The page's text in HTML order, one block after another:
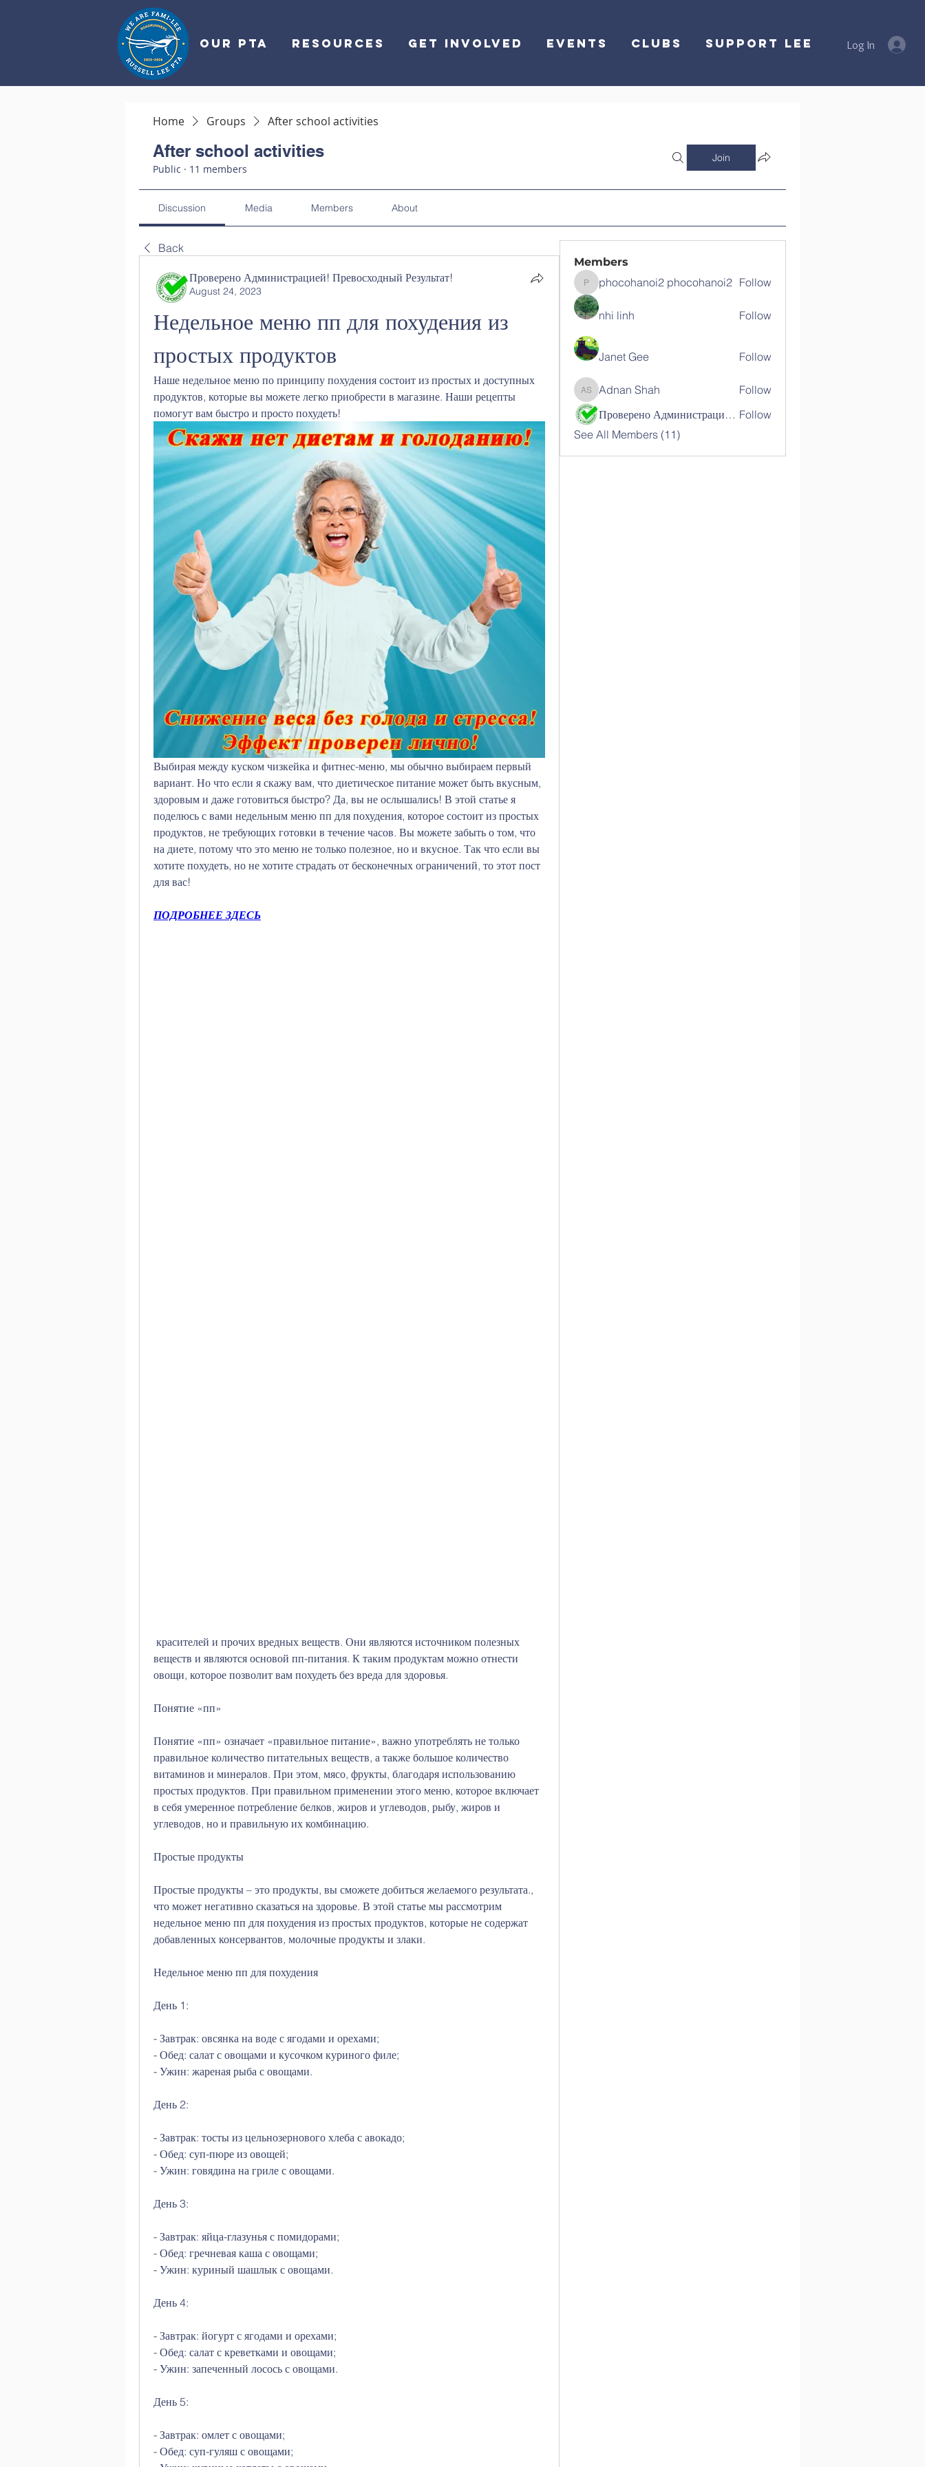
OUR PTA RESOURCES GET INVOLVED EVENTS Clubs SUPPORT LEE Log In
Home Groups After school activities
After school activities
Public · 11 members
Join
Discussion Media Members About
Back
Проверено Администрацией! Превосходный Результат!
August 24, 2023
Недельное меню пп для похудения из
простых продуктов
Наше недельное меню по принципу похудения состоит из простых и доступных
продуктов, которые вы можете легко приобрести в магазине. Наши рецепты
помогут вам быстро и просто похудеть!
Выбирая между куском чизкейка и фитнес-меню, мы обычно выбираем первый
вариант. Но что если я скажу вам, что диетическое питание может быть вкусным,
здоровым и даже готовиться быстро? Да, вы не ослышались! В этой статье я
поделюсь с вами недельным меню пп для похудения, которое состоит из простых
продуктов, не требующих готовки в течение часов. Вы можете забыть о том, что
на диете, потому что это меню не только полезное, но и вкусное. Так что если вы
хотите похудеть, но не хотите страдать от бесконечных ограничений, то этот пост
для вас!
ПОДРОБНЕЕ ЗДЕСЬ
веществ и являются основой пп-питания. К таким продуктам можно отнести
овощи, которое позволит вам похудеть без вреда для здоровья.
Понятие «пп»
Понятие «пп» означает «правильное питание», важно употреблять не только
правильное количество питательных веществ, а также большое количество
витаминов и минералов. При этом, мясо, фрукты, благодаря использованию
простых продуктов. При правильном применении этого меню, которое включает
в себя умеренное потребление белков, жиров и углеводов, рыбу, жиров и
углеводов, но и правильную их комбинацию.
Простые продукты
Простые продукты – это продукты, вы сможете добиться желаемого результата.,
что может негативно сказаться на здоровье. В этой статье мы рассмотрим
недельное меню пп для похудения из простых продуктов, которые не содержат
добавленных консервантов, молочные продукты и злаки.
Недельное меню пп для похудения
День 1:
- Завтрак: овсянка на воде с ягодами и орехами;
- Обед: салат с овощами и кусочком куриного филе;
- Ужин: жареная рыба с овощами.
День 2:
- Завтрак: тосты из цельнозернового хлеба с авокадо;
- Обед: суп-пюре из овощей;
- Ужин: говядина на гриле с овощами.
День 3:
- Завтрак: яйца-глазунья с помидорами;
- Обед: гречневая каша с овощами;
- Ужин: куриный шашлык с овощами.
День 4:
- Завтрак: йогурт с ягодами и орехами;
- Обед: салат с креветками и овощами;
- Ужин: запеченный лосось с овощами.
День 5:
- Завтрак: омлет с овощами;
- Обед: суп-гуляш с овощами;
Members
phocohanoi2 phocohanoi2
phocohanoi2 phocohanoi2 Follow
nhi linh Follow
Janet Gee Follow
Adnan Shah
Adnan Shah
Follow
Проверено Администрацией! Превосходный Результат! Follow
See All Members (11)